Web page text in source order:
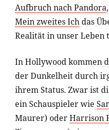
Aufbruch nach Pandora,
Mein zweites Ich das
Realität in unser Leben
In Hollywood kommen
der Dunkelheit durch
ihrem Status. Zwar ist
ein Schauspieler wie
Maurer) oderHarrison